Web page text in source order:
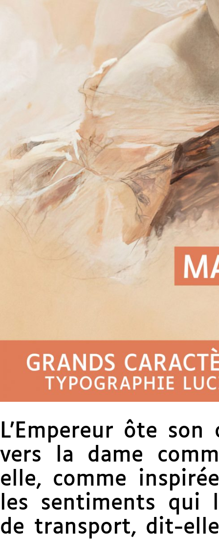
L’Empereur ôte
vers la dame
elle, comme
les sentiments qui
de transport, dit-